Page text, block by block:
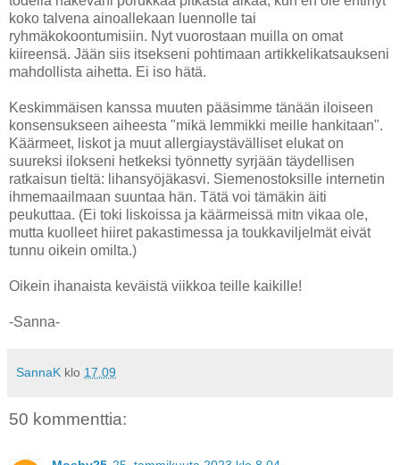
koko talvena ainoallekaan luennolle tai
ryhmäkokoontumisiin. Nyt vuorostaan muilla on omat
kiireensä. Jään siis itsekseni pohtimaan artikkelikatsaukseni
mahdollista aihetta. Ei iso hätä.
Keskimmäisen kanssa muuten pääsimme tänään iloiseen
konsensukseen aiheesta "mikä lemmikki meille hankitaan".
Käärmeet, liskot ja muut allergiaystävälliset elukat on
suureksi ilokseni hetkeksi työnnetty syrjään täydellisen
ratkaisun tieltä: lihansyöjäkasvi. Siemenostoksille internetin
ihmemaailmaan suuntaa hän. Tätä voi tämäkin äiti
peukuttaa. (Ei toki liskoissa ja käärmeissä mitn vikaa ole,
mutta kuolleet hiiret pakastimessa ja toukkaviljelmät eivät
tunnu oikein omilta.)
Oikein ihanaista keväistä viikkoa teille kaikille!
-Sanna-
SannaK klo 17.09
50 kommenttia: